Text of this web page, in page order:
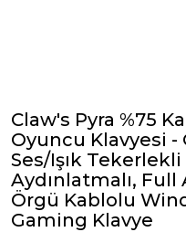
Claw's Pyra %75
Oyuncu Klavyesi
Ses/Işık
Aydınlatmalı,
Örgü Kablolu
Gaming Klavye